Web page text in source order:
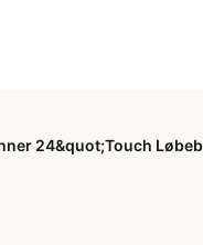
24&quot;Touch